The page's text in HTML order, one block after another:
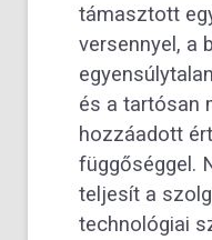
támasztott
versennyel, a
és a tartósan
hozzáadott
függőséggel.
teljesít a
technológiai